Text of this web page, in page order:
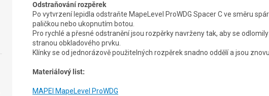
Odstraňování rozpěrek
Po vytvrzení lepidla odstraňte MapeLevel ProWDG Spacer C ve směru
paličkou nebo ukopnutím botou.
Pro rychlé a přesné odstranění jsou rozpěrky navrženy tak, aby se
stranou obkladového prvku.
Klínky se od jednorázově použitelných rozpěrek snadno oddělí a jsou
Materiálový list:
MAPEI MapeLevel ProWDG